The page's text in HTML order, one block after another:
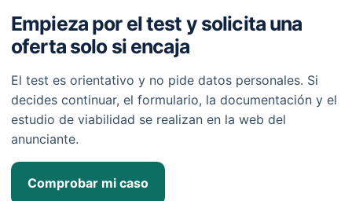
Empieza por el test y solicita una
oferta solo si encaja
El test es orientativo y no pide datos personales. Si
decides continuar, el formulario, la documentación y el
estudio de viabilidad se realizan en la web del
anunciante.
Comprobar mi caso